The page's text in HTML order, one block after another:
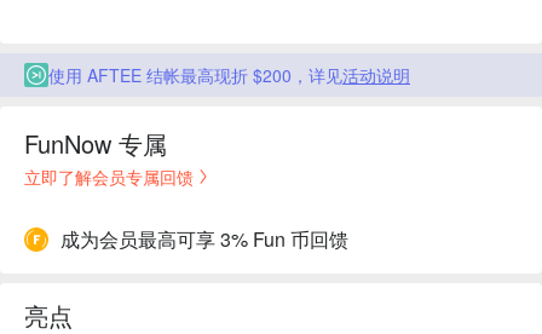
使用 AFTEE 结帐最高现折 $200，详见活动说明
FunNow 专属
立即了解会员专属回馈
成为会员最高可享 3% Fun 币回馈
亮点